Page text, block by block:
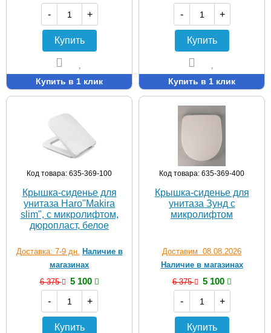
- +
Купить
Купить в 1 клик
- +
Купить
Купить в 1 клик
Код товара: 635-369-100
Крышка-сиденье для
унитаза Haro"Makira
slim", с микролифтом,
дюропласт, белое
Доставка: 7-9 дн. Наличие в
магазинах
6 375
5 100
-
+
Купить
Код товара: 635-369-400
Крышка-сиденье для
унитаза Зунд с
микролифтом
Доставим 08.08.2026
Наличие в магазинах
6 375
5 100
-
+
Купить